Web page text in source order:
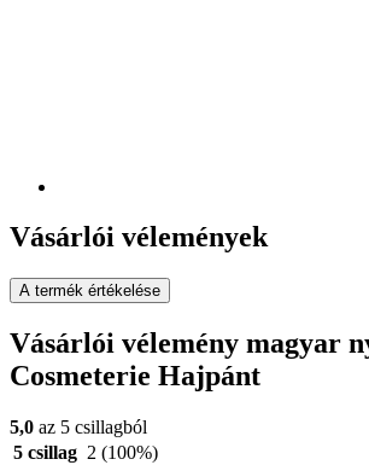
Vásárlói vélemények
A termék értékelése
Vásárlói vélemény magyar
Cosmeterie Hajpánt
5,0 az 5 csillagból
5 csillag 2 (100%)